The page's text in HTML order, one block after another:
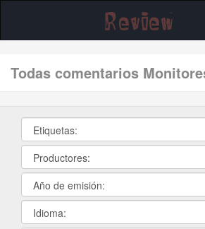
Todas comentarios